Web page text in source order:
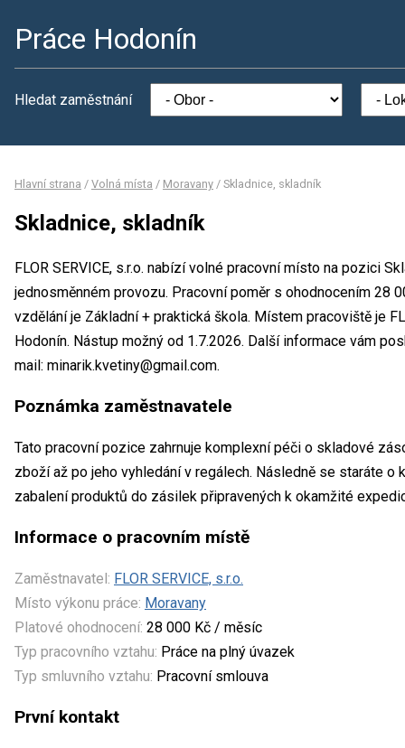
Práce Hodonín
Hledat zaměstnání
Hlavní strana / Volná místa / Moravany / Skladnice, skladník
Skladnice, skladník
FLOR SERVICE, s.r.o. nabízí volné pracovní místo na pozici
jednosměnném provozu. Pracovní poměr s ohodnocením 28
vzdělání je Základní + praktická škola. Místem pracoviště je
Hodonín. Nástup možný od 1.7.2026. Další informace vám
mail: minarik.kvetiny@gmail.com.
Poznámka zaměstnavatele
Tato pracovní pozice zahrnuje komplexní péči o skladové
zboží až po jeho vyhledání v regálech. Následně se staráte o
zabalení produktů do zásilek připravených k okamžité
Informace o pracovním místě
Zaměstnavatel: FLOR SERVICE, s.r.o.
Místo výkonu práce: Moravany
Platové ohodnocení: 28 000 Kč / měsíc
Typ pracovního vztahu: Práce na plný úvazek
Typ smluvního vztahu: Pracovní smlouva
První kontakt